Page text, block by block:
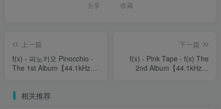
分享 收藏
上一篇
f(x) - 피노키오 Pinocchio -
The 1st Album【44.1kHz／
下一篇
f(x) - Pink Tape - f(x) The
2nd Album【44.1kHz／
相关推荐